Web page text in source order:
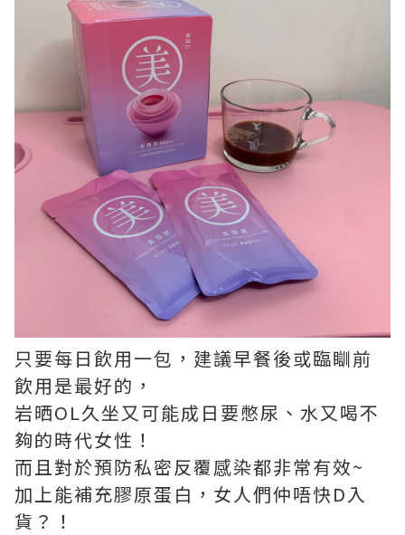
只要每日飲用一包，建議早餐後或臨瞓前
飲用是最好的，
岩晒OL久坐又可能成日要憋尿、水又喝不
夠的時代女性！
而且對於預防私密反覆感染都非常有效~
加上能補充膠原蛋白，女人們仲唔快D入
貨？！